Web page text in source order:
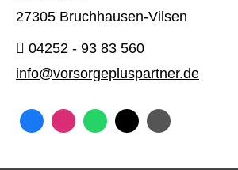
27305 Bruchhausen-Vilsen
04252 - 93 83 560
info@vorsorgepluspartner.de